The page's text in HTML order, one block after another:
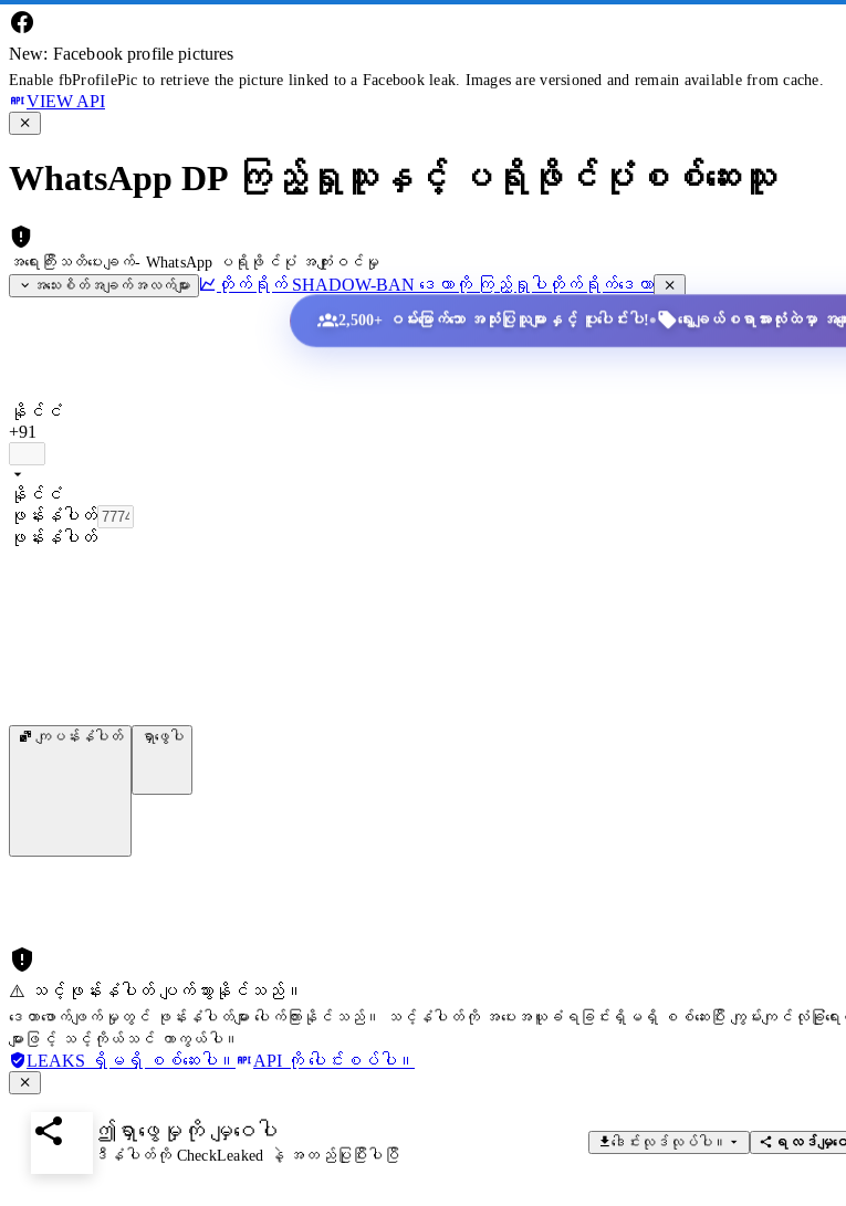
New: Facebook profile pictures
Enable fbProfilePic to retrieve the picture linked to a Facebook leak. Images are versioned and remain available from cache.
VIEW API
WhatsApp DP ကြည့်ရှုသူနှင့် ပရိုဖိုင်ပုံစစ်ဆေးသူ
အရေးကြီးသတိပေးချက်- WhatsApp ပရိုဖိုင်ပုံ အကျုံးဝင်မှု
အသေးစိတ်အချက်အလက်များ
တိုက်ရိုက် SHADOW-BAN ဒေတာကို ကြည့်ရှုပါ တိုက်ရိုက်ဒေတာ
2,500+ ဝမ်းမြောက်သော အသုံးပြုသူများနှင့် ပူးပေါင်းပါ!• ရွေးချယ်စရာအားလုံးထဲမှာ
နိုင်ငံ
+91
နိုင်ငံ
ဖုန်းနံပါတ်
ဖုန်းနံပါတ်
ကျပန်းနံပါတ် ရှာဖွေပါ
⚠️ သင့်ဖုန်းနံပါတ် ပျက်သွားနိုင်သည်။
ဒေတာဖောက်ဖျက်မှုတွင် ဖုန်းနံပါတ်များ ပေါက်ကြားနိုင်သည်။ သင့်နံပါတ်ကို အပေးအယူခံရခြင်းရှိမရှိ စစ်ဆေးပြီး ကျွမ်းကျင်လုံခြုံရေ
များဖြင့် သင့်ကိုယ်သင် ကာကွယ်ပါ။
LEAKS ရှိမရှိ စစ်ဆေးပါ။ API ကို ပေါင်းစပ်ပါ။
ဤရှာဖွေမှုကို မျှဝေပါ
ဒီနံပါတ်ကို CheckLeaked နဲ့ အတည်ပြုပြီးပါပြီ
ဒေါင်းလုဒ်လုပ်ပါ။ ရလဒ်မျှဝ